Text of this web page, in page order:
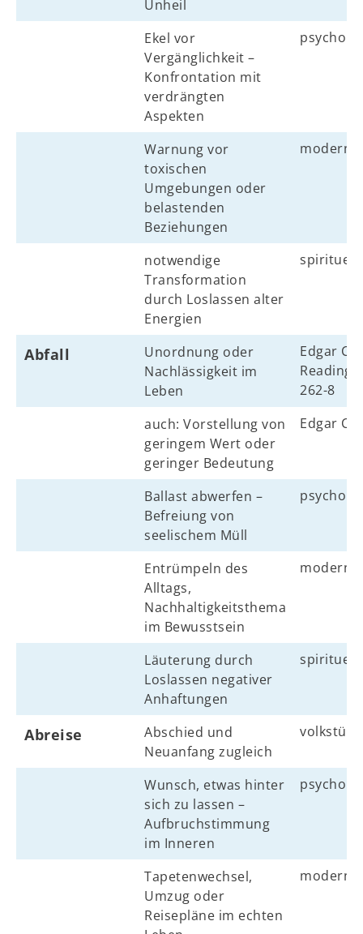
Unheil
Ekel vor
Vergänglichkeit –
Konfrontation mit
verdrängten
Aspekten
Warnung vor
toxischen
Umgebungen oder
belastenden
Beziehungen
modern
notwendige
Transformation
durch Loslassen alter
Energien
spirituell
Abfall
Unordnung oder
Nachlässigkeit im
Leben
Edgar
Reading
262-8
auch: Vorstellung von
geringem Wert oder
geringer Bedeutung
Edgar
Ballast abwerfen –
Befreiung von
seelischem Müll
Entrümpeln des
Alltags,
Nachhaltigkeitsthema
im Bewusstsein
modern
Läuterung durch
Loslassen negativer
Anhaftungen
spirituell
Abreise
Abschied und
Neuanfang zugleich
Wunsch, etwas hinter
sich zu lassen –
Aufbruchstimmung
im Inneren
Tapetenwechsel,
Umzug oder
Reisepläne im echten
modern